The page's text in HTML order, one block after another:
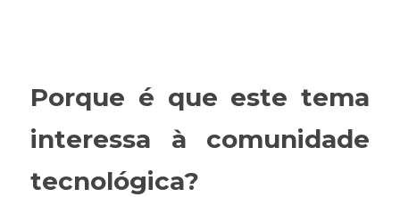
Porque é que este tema
interessa à comunidade
tecnológica?